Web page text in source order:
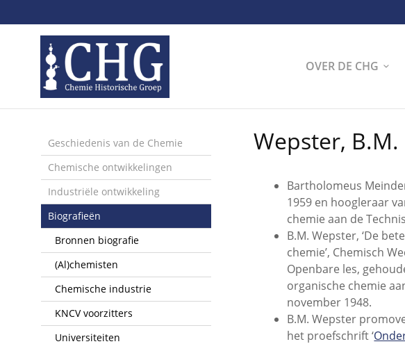
links
Spring
naar
de
inhoud
naar
het
menu
OVER DE CHG
Wepster, B.M.
Bartholomeus
1959 en hoogleraar
chemie aan de
B.M. Wepster, ‘De
chemie’, Chemisch
Openbare les,
organische chemie
november 1948.
B.M. Wepster
het proefschrift ‘
Geschiedenis van de Chemie
Chemische ontwikkelingen
Industriële ontwikkeling
Biografieën
Bronnen biografie
(Al)chemisten
Chemische industrie
KNCV voorzitters
Universiteiten